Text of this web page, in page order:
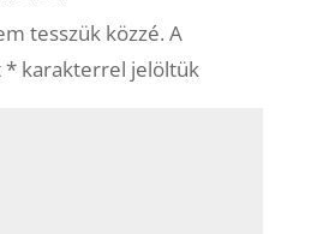
tesszük közzé. A
*karakterrel jelöltük